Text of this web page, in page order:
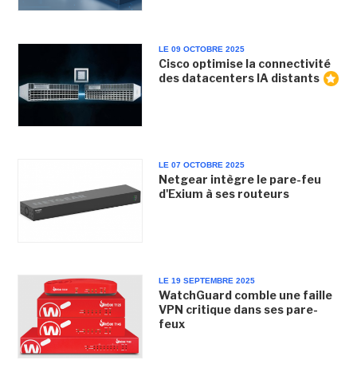
LE 09 OCTOBRE 2025
Cisco optimise la connectivité
des datacenters IA distants
LE 07 OCTOBRE 2025
Netgear intègre le pare-feu
d'Exium à ses routeurs
LE 19 SEPTEMBRE 2025
WatchGuard comble une faille
VPN critique dans ses pare-
feux